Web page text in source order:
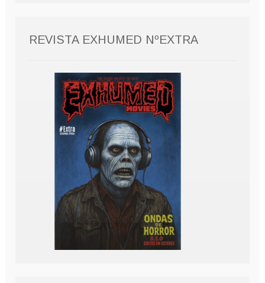
REVISTA EXHUMED NºEXTRA